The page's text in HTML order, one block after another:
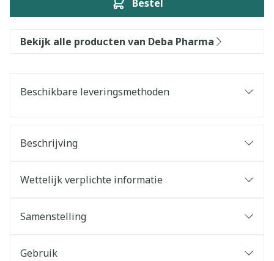
Bestel
Bekijk alle producten van Deba Pharma
Beschikbare leveringsmethoden
Beschrijving
Wettelijk verplichte informatie
Samenstelling
Gebruik